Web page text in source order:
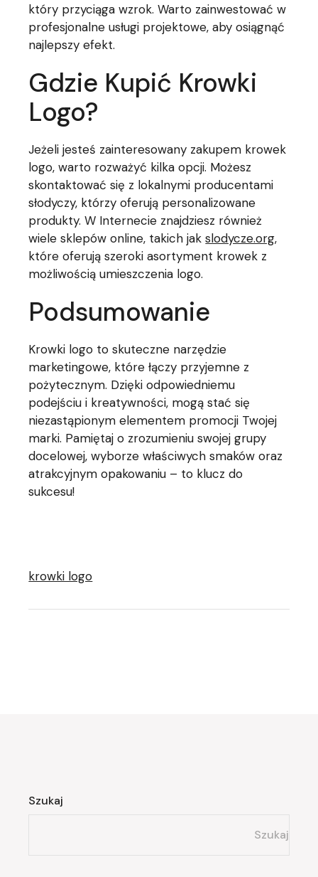
który przyciąga wzrok. Warto zainwestować w
profesjonalne usługi projektowe, aby osiągnąć
najlepszy efekt.
Gdzie Kupić Krowki
Logo?
Jeżeli jesteś zainteresowany zakupem krowek
logo, warto rozważyć kilka opcji. Możesz
skontaktować się z lokalnymi producentami
słodyczy, którzy oferują personalizowane
produkty. W Internecie znajdziesz również
wiele sklepów online, takich jakslodycze.org,
które oferują szeroki asortyment krowek z
możliwością umieszczenia logo.
Podsumowanie
Krowki logo to skuteczne narzędzie
marketingowe, które łączy przyjemne z
pożytecznym. Dzięki odpowiedniemu
podejściu i kreatywności, mogą stać się
niezastąpionym elementem promocji Twojej
marki. Pamiętaj o zrozumieniu swojej grupy
docelowej, wyborze właściwych smaków oraz
atrakcyjnym opakowaniu – to klucz do
sukcesu!
krowki logo
Szukaj
Szukaj